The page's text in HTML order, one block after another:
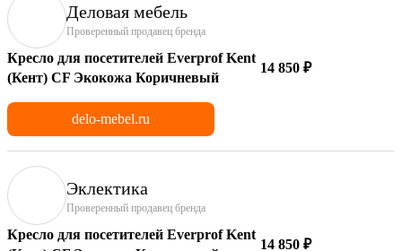
Деловая мебель
Проверенный продавец бренда
Кресло для посетителей Everprof Kent
(Кент) CF Экокожа Коричневый
14 850 ₽
delo-mebel.ru
Эклектика
Проверенный продавец бренда
Кресло для посетителей Everprof Kent
14 850 ₽